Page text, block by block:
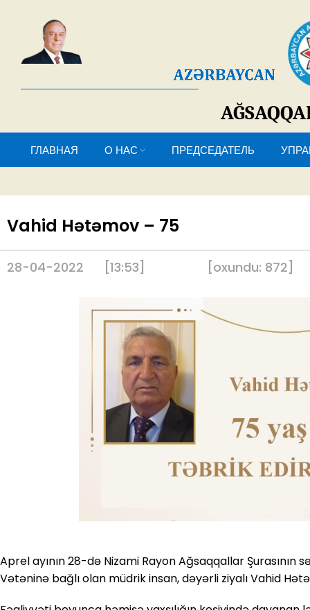
ГЛАВНАЯ О НАС ПРЕДСЕДАТЕЛЬ
Vahid Hətəmov – 75
28-04-2022 [13:53] [oxundu: 872]
Aprel ayının 28-də Nizami Rayon Ağsaqqallar Şurasının
Vətəninə bağlı olan müdrik insan, dəyərli ziyalı Vahid